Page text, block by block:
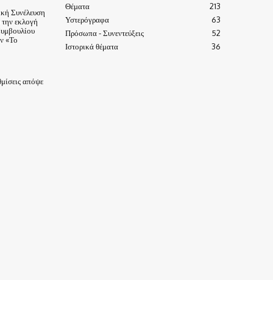
Συνέλευση
την εκλογή
«Το
απόψε
Θέματα
213
Υστερόγραφα
63
Πρόσωπα - Συνεντεύξεις
52
Ιστορικά θέματα
36